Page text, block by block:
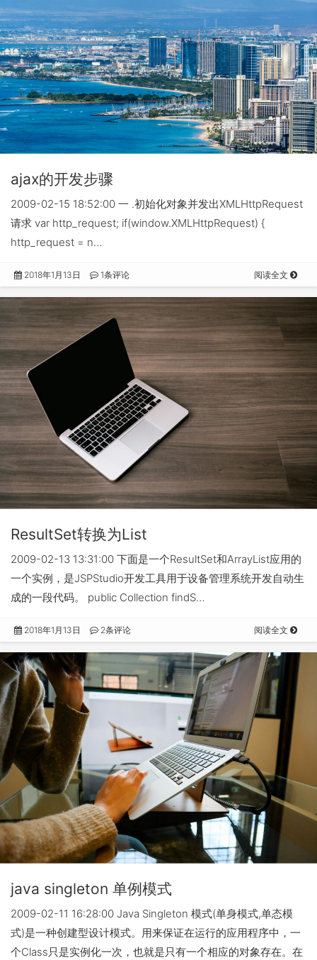
ajax的开发步骤
2009-02-15 18:52:00 一 .初始化对象并发出XMLHttpRequest
请求 var http_request; if(window.XMLHttpRequest) {
http_request = n…
2018年1月13日 1条评论 阅读全文
ResultSet转换为List
2009-02-13 13:31:00 下面是一个ResultSet和ArrayList应用的
一个实例，是JSPStudio开发工具用于设备管理系统开发自动生
成的一段代码。 public Collection findS…
2018年1月13日 2条评论 阅读全文
java singleton 单例模式
2009-02-11 16:28:00 Java Singleton 模式(单身模式,单态模
式)是一种创建型设计模式。用来保证在运行的应用程序中，一
个Class只是实例化一次，也就是只有一个相应的对象存在。在